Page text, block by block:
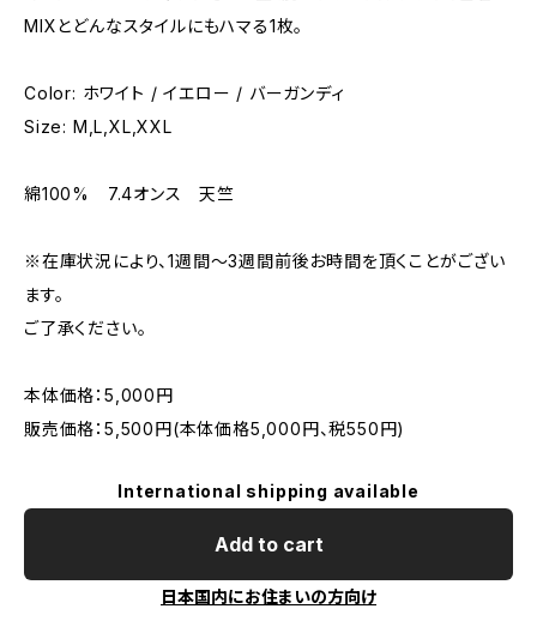
MIXとどんなスタイルにもハマる1枚。
Color: ホワイト / イエロー / バーガンディ
Size: M,L,XL,XXL
綿100% 7.4オンス 天竺
※在庫状況により、1週間〜3週間前後お時間を頂くことがござい
ます。
ご了承ください。
本体価格：5,000円
販売価格：5,500円(本体価格5,000円、税550円)
International shipping available
Add to cart
日本国内にお住まいの方向け